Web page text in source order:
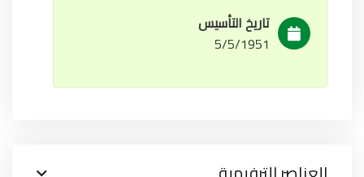
تاريخ التأسيس
5/5/1951